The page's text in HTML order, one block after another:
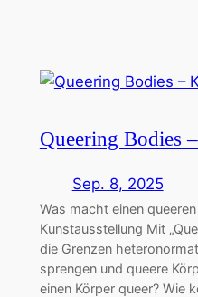
Queering Bodies
Sep. 8, 2025
Was macht einen
Kunstausstellung Mit
die Grenzen
sprengen und queere
einen Körper queer? Wie